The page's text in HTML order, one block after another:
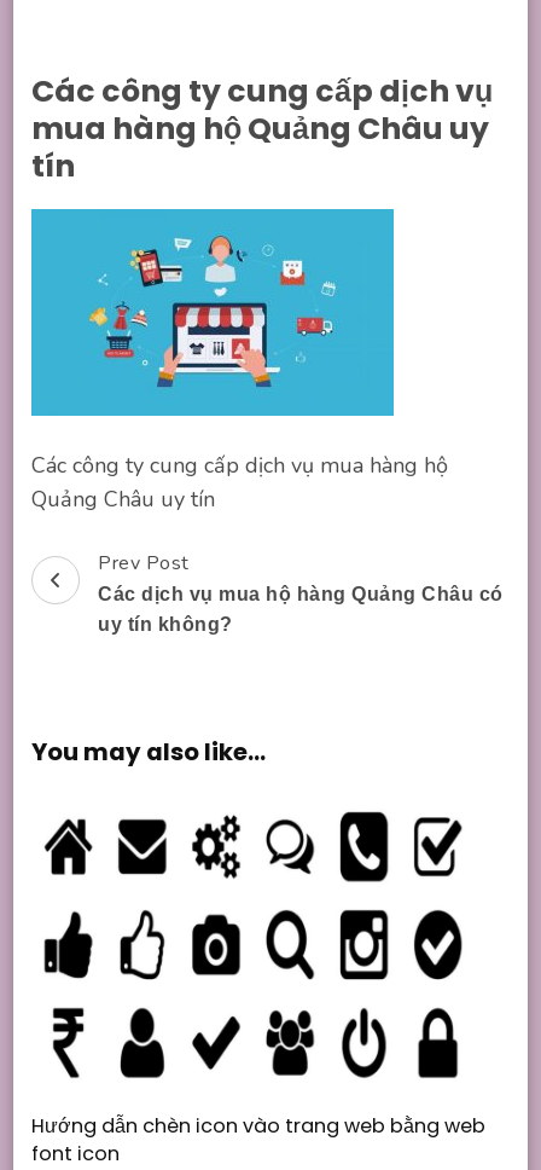
Các công ty cung cấp dịch vụ
mua hàng hộ Quảng Châu uy
tín
Các công ty cung cấp dịch vụ mua hàng hộ
Quảng Châu uy tín
Post
Navigation
Prev Post
Các dịch vụ mua hộ hàng Quảng Châu có
uy tín không?
You may also like...
Hướng dẫn chèn icon vào trang web bằng web
font icon